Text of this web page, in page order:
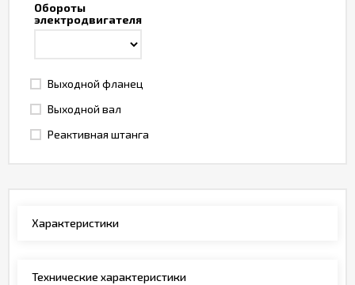
Обороты
электродвигателя
Выходной фланец
Выходной вал
Реактивная штанга
Характеристики
Технические характеристики